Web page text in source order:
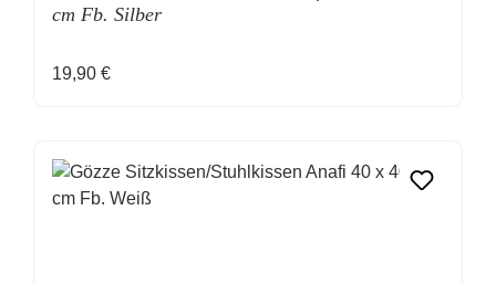
cm Fb. Silber
Regulärer Preis:
19,90 €